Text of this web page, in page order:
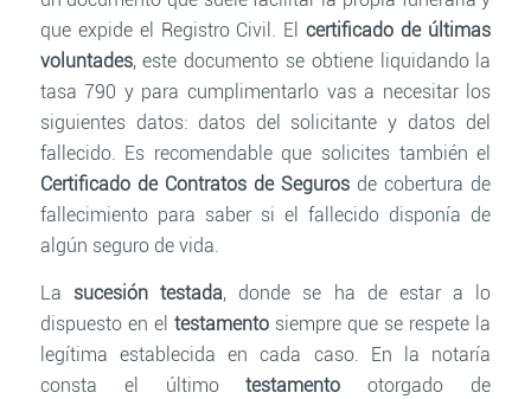
que expide el Registro Civil. Elcertificado de últimas
voluntades, este documento se obtiene liquidando la
tasa 790 y para cumplimentarlo vas a necesitar los
siguientes datos: datos del solicitante y datos del
fallecido. Es recomendable que solicites también el
Certificado de Contratos de Seguros de cobertura de
fallecimiento para saber si el fallecido disponía de
algún seguro de vida.
La sucesión testada, donde se ha de estar a lo
dispuesto en el testamento siempre que se respete la
legítima establecida en cada caso. En la notaría
consta el últimotestamento otorgado de